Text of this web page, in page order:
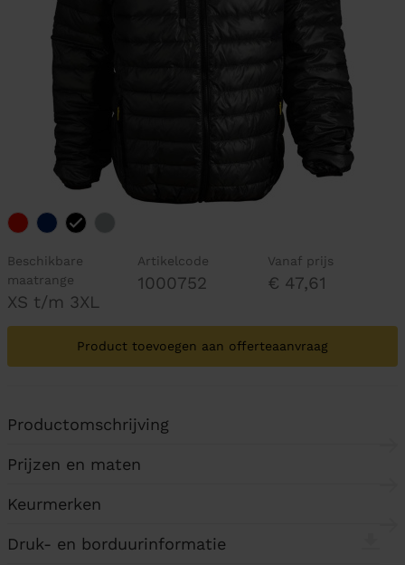
Beschikbare
maatrange
XS t/m 3XL
Artikelcode
1000752
Vanaf prijs
€ 47,61
Product toevoegen aan offerteaanvraag
Productomschrijving
Prijzen en maten
Keurmerken
Druk- en borduurinformatie